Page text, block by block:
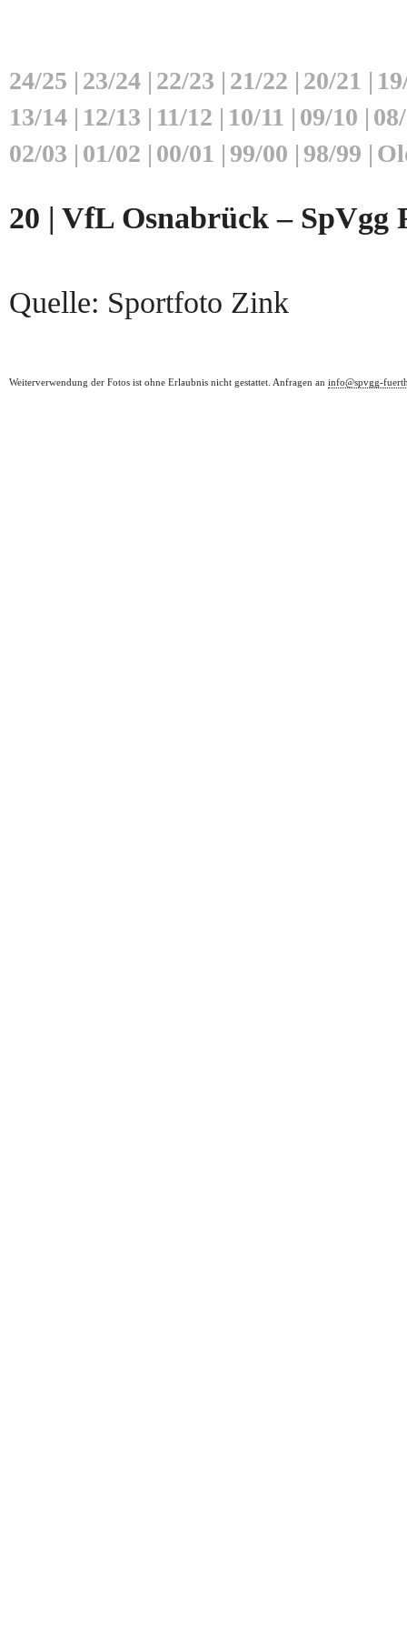
24/25 | 23/24 | 22/23 | 21/22 | 20/21 |
13/14 | 12/13 | 11/12 | 10/11 | 09/10 |
02/03 | 01/02 | 00/01 | 99/00 | 98/99 |
20 | VfL Osnabrück – SpVgg
Quelle: Sportfoto Zink
Weiterverwendung der Fotos ist ohne Erlaubnis nicht gestattet. Anfragen an info@spvgg-